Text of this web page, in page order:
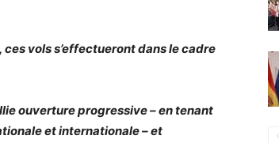
ces vols s’effectueront dans le cadre
ouverture progressive – en tenant
et internationale – et